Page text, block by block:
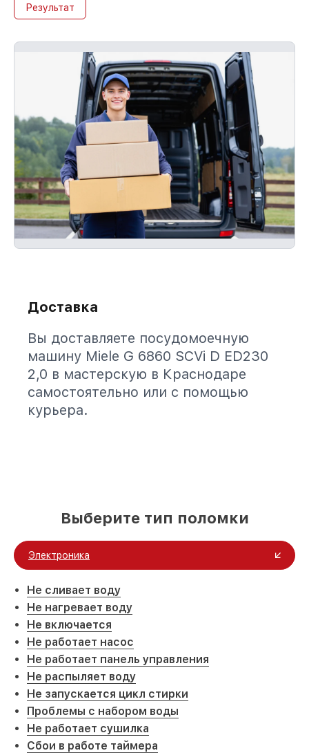
Результат
Доставка
Вы доставляете посудомоечную
машину Miele G 6860 SCVi D ED230
2,0 в мастерскую в Краснодаре
самостоятельно или с помощью
курьера.
Выберите тип поломки
Электроника
Не сливает воду
Не нагревает воду
Не включается
Не работает насос
Не работает панель управления
Не распыляет воду
Не запускается цикл стирки
Проблемы с набором воды
Не работает сушилка
Сбои в работе таймера